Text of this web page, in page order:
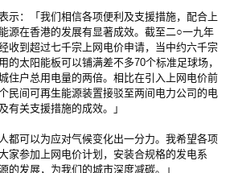
：「我们相信各项便利及支援措施，配合上
源在香港的发展有显著成效。截至二○一九年
收到超过七千宗上网电价申请，当中约六千宗
的太阳能板可以铺满差不多70个标准足球场，
住户总用电量的两倍。相比在引入上网电价前
民间可再生能源装置接驳至两间电力公司的电
有关支援措施的成效。」
可以为应对气候变化出一分力。我希望各项
家参加上网电价计划，安装合规格的发电系
的发展，为我们的城市深度减碳。」